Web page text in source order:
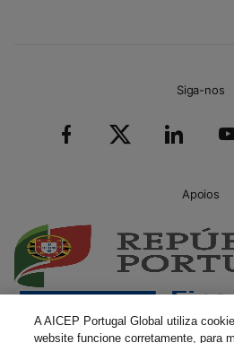
Siga-nos
Apoios
A AICEP Portugal Global utiliza
website funcione corretamente, para